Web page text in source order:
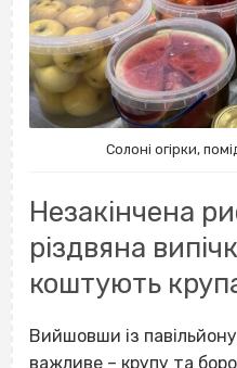
Солоні огірки,
Незакінчена
різдвяна
коштують
Вийшовши із
важливе – крупу та